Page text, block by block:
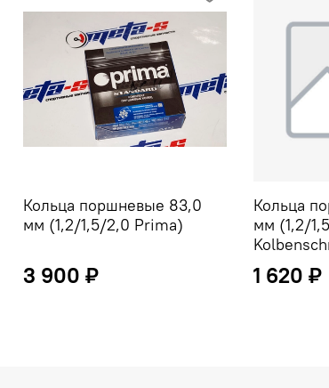
Кольца поршневые 83,0
мм (1,2/1,5/2,0 Prima)
3 900 ₽
Кольца
мм (1,2/
1 620 ₽